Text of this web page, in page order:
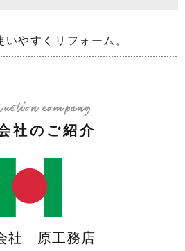
やすくリフォーム。
company
社のご紹介
社 原工務店